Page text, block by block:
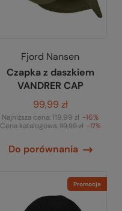
Fjord Nansen
Czapka z daszkiem
VANDRER CAP
99,99 zł
Najniższa cena:119,99 zł -16%
Cena katalogowa:119,99 zł -17%
Do porównania
Promocja